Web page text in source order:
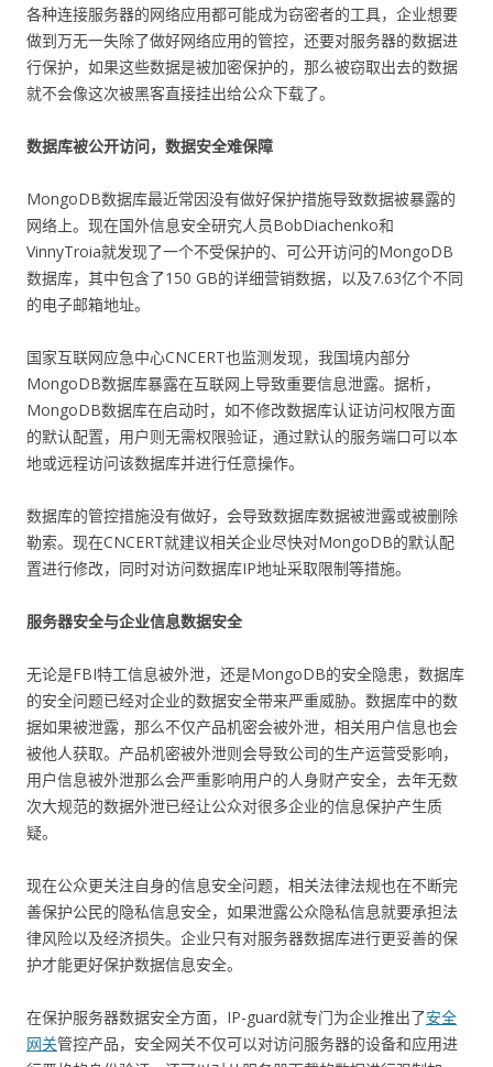
各种连接服务器的网络应用都可能成为窃密者的工具，企业想要
做到万无一失除了做好网络应用的管控，还要对服务器的数据进
行保护，如果这些数据是被加密保护的，那么被窃取出去的数据
就不会像这次被黑客直接挂出给公众下载了。
数据库被公开访问，数据安全难保障
MongoDB数据库最近常因没有做好保护措施导致数据被暴露的
网络上。现在国外信息安全研究人员BobDiachenko和
VinnyTroia就发现了一个不受保护的、可公开访问的MongoDB
数据库，其中包含了150 GB的详细营销数据，以及7.63亿个不同
的电子邮箱地址。
国家互联网应急中心CNCERT也监测发现，我国境内部分
MongoDB数据库暴露在互联网上导致重要信息泄露。据析，
MongoDB数据库在启动时，如不修改数据库认证访问权限方面
的默认配置，用户则无需权限验证，通过默认的服务端口可以本
地或远程访问该数据库并进行任意操作。
数据库的管控措施没有做好，会导致数据库数据被泄露或被删除
勒索。现在CNCERT就建议相关企业尽快对MongoDB的默认配
置进行修改，同时对访问数据库IP地址采取限制等措施。
服务器安全与企业信息数据安全
无论是FBI特工信息被外泄，还是MongoDB的安全隐患，数据库
的安全问题已经对企业的数据安全带来严重威胁。数据库中的数
据如果被泄露，那么不仅产品机密会被外泄，相关用户信息也会
被他人获取。产品机密被外泄则会导致公司的生产运营受影响，
用户信息被外泄那么会严重影响用户的人身财产安全，去年无数
次大规范的数据外泄已经让公众对很多企业的信息保护产生质
疑。
现在公众更关注自身的信息安全问题，相关法律法规也在不断完
善保护公民的隐私信息安全，如果泄露公众隐私信息就要承担法
律风险以及经济损失。企业只有对服务器数据库进行更妥善的保
护才能更好保护数据信息安全。
在保护服务器数据安全方面，IP-guard就专门为企业推出了安全
网关管控产品，安全网关不仅可以对访问服务器的设备和应用进